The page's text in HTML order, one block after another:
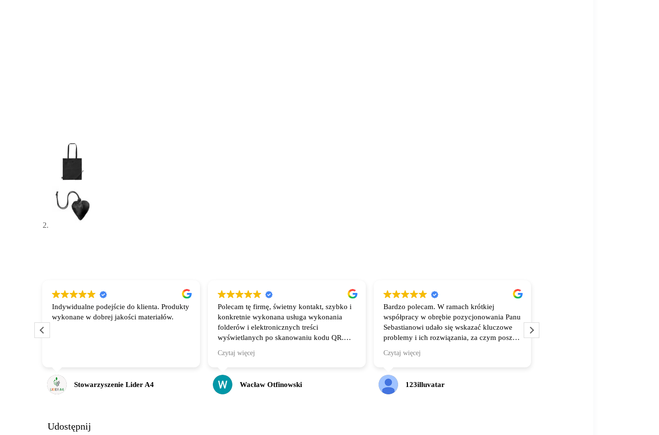
Indywidualne podejście do klienta. Produkty
wykonane w dobrej jakości materiałów.
Stowarzyszenie Lider A4
Polecam tę firmę, świetny kontakt, szybko i
konkretnie wykonana usługa wykonania
folderów i elektronicznych treści
wyświetlanych po skanowaniu kodu QR.
Czytaj więcej
Wacław Otfinowski
Bardzo polecam. W ramach krótkiej
współpracy w obrębie pozycjonowania Panu
Sebastianowi udało się wskazać kluczowe
problemy i ich rozwiązania, za czym poszły
polecam!
Czytaj więcej
123illuvatar
Udostępnij